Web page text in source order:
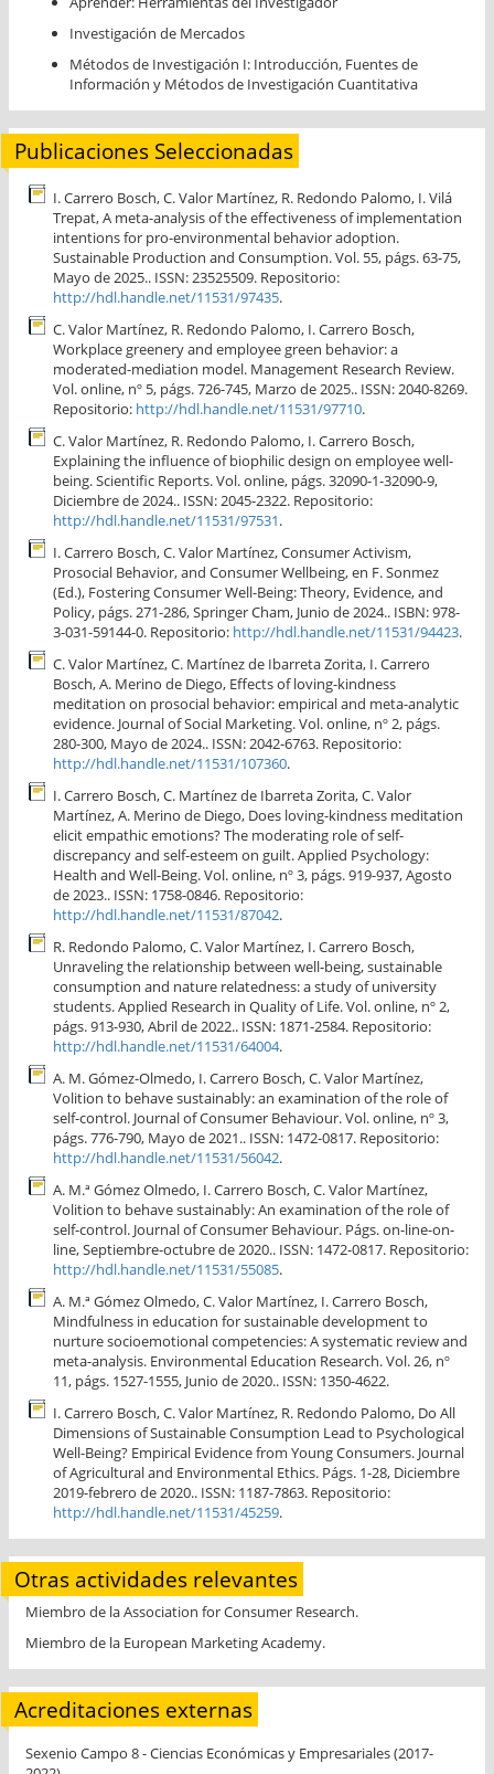
Investigación de Mercados
Métodos de Investigación I: Introducción, Fuentes de
Información y Métodos de Investigación Cuantitativa
Publicaciones Seleccionadas
I. Carrero Bosch, C. Valor Martínez, R. Redondo Palomo, I. Vilá
Trepat, A meta-analysis of the effectiveness of implementation
intentions for pro-environmental behavior adoption.
Sustainable Production and Consumption. Vol. 55, págs. 63-75,
Mayo de 2025.. ISSN: 23525509. Repositorio:
http://hdl.handle.net/11531/97435.
C. Valor Martínez, R. Redondo Palomo, I. Carrero Bosch,
Workplace greenery and employee green behavior: a
moderated-mediation model. Management Research Review.
Vol. online, nº 5, págs. 726-745, Marzo de 2025.. ISSN: 2040-8269.
Repositorio: http://hdl.handle.net/11531/97710.
C. Valor Martínez, R. Redondo Palomo, I. Carrero Bosch,
Explaining the influence of biophilic design on employee well-
being. Scientific Reports. Vol. online, págs. 32090-1-32090-9,
Diciembre de 2024.. ISSN: 2045-2322. Repositorio:
http://hdl.handle.net/11531/97531.
I. Carrero Bosch, C. Valor Martínez, Consumer Activism,
Prosocial Behavior, and Consumer Wellbeing, en F. Sonmez
(Ed.), Fostering Consumer Well-Being: Theory, Evidence, and
Policy, págs. 271-286, Springer Cham, Junio de 2024.. ISBN: 978-
3-031-59144-0. Repositorio: http://hdl.handle.net/11531/94423.
C. Valor Martínez, C. Martínez de Ibarreta Zorita, I. Carrero
Bosch, A. Merino de Diego, Effects of loving-kindness
meditation on prosocial behavior: empirical and meta-analytic
evidence. Journal of Social Marketing. Vol. online, nº 2, págs.
280-300, Mayo de 2024.. ISSN: 2042-6763. Repositorio:
http://hdl.handle.net/11531/107360.
I. Carrero Bosch, C. Martínez de Ibarreta Zorita, C. Valor
Martínez, A. Merino de Diego, Does loving-kindness meditation
elicit empathic emotions? The moderating role of self-
discrepancy and self-esteem on guilt. Applied Psychology:
Health and Well-Being. Vol. online, nº 3, págs. 919-937, Agosto
de 2023.. ISSN: 1758-0846. Repositorio:
http://hdl.handle.net/11531/87042.
R. Redondo Palomo, C. Valor Martínez, I. Carrero Bosch,
Unraveling the relationship between well-being, sustainable
consumption and nature relatedness: a study of university
students. Applied Research in Quality of Life. Vol. online, nº 2,
págs. 913-930, Abril de 2022.. ISSN: 1871-2584. Repositorio:
http://hdl.handle.net/11531/64004.
A. M. Gómez-Olmedo, I. Carrero Bosch, C. Valor Martínez,
Volition to behave sustainably: an examination of the role of
self-control. Journal of Consumer Behaviour. Vol. online, nº 3,
págs. 776-790, Mayo de 2021.. ISSN: 1472-0817. Repositorio:
http://hdl.handle.net/11531/56042.
A. M.ª Gómez Olmedo, I. Carrero Bosch, C. Valor Martínez,
Volition to behave sustainably: An examination of the role of
self-control. Journal of Consumer Behaviour. Págs. on-line-on-
line, Septiembre-octubre de 2020.. ISSN: 1472-0817. Repositorio:
http://hdl.handle.net/11531/55085.
A. M.ª Gómez Olmedo, C. Valor Martínez, I. Carrero Bosch,
Mindfulness in education for sustainable development to
nurture socioemotional competencies: A systematic review and
meta-analysis. Environmental Education Research. Vol. 26, nº
11, págs. 1527-1555, Junio de 2020.. ISSN: 1350-4622.
I. Carrero Bosch, C. Valor Martínez, R. Redondo Palomo, Do All
Dimensions of Sustainable Consumption Lead to Psychological
Well-Being? Empirical Evidence from Young Consumers. Journal
of Agricultural and Environmental Ethics. Págs. 1-28, Diciembre
2019-febrero de 2020.. ISSN: 1187-7863. Repositorio:
http://hdl.handle.net/11531/45259.
Otras actividades relevantes
Miembro de la Association for Consumer Research.
Miembro de la European Marketing Academy.
Acreditaciones externas
Sexenio Campo 8 - Ciencias Económicas y Empresariales (2017-